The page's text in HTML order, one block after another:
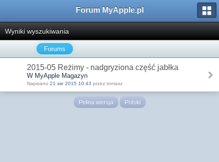
Forum MyApple.pl
Wyniki wyszukiwania
Forums
2015-05 Reżimy - nadgryziona część jabłka
W MyApple Magazyn
Napisano 21 sie 2015 10:43 przez tomasz
Pełna wersja Polski